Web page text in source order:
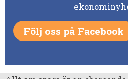
Följ oss på Facebook